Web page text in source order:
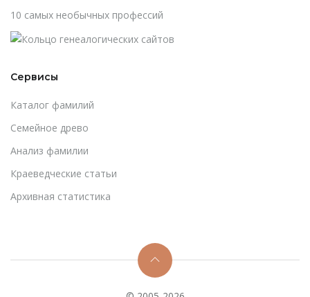
10 самых необычных профессий
Сервисы
Каталог фамилий
Cемейное древо
Анализ фамилии
Краеведческие статьи
Архивная статистика